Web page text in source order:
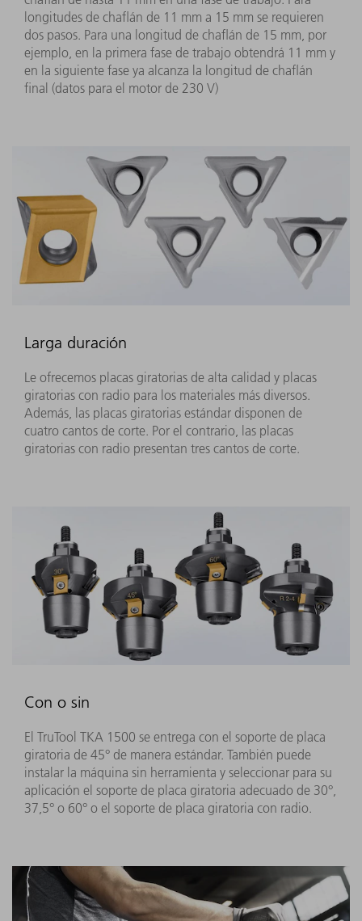
longitudes de chaflán de 11 mm a 15 mm se requieren
dos pasos. Para una longitud de chaflán de 15 mm, por
ejemplo, en la primera fase de trabajo obtendrá 11 mm y
en la siguiente fase ya alcanza la longitud de chaflán
final (datos para el motor de 230 V)
Larga duración
Le ofrecemos placas giratorias de alta calidad y placas
giratorias con radio para los materiales más diversos.
Además, las placas giratorias estándar disponen de
cuatro cantos de corte. Por el contrario, las placas
giratorias con radio presentan tres cantos de corte.
Con o sin
El TruTool TKA 1500 se entrega con el soporte de placa
giratoria de 45° de manera estándar. También puede
instalar la máquina sin herramienta y seleccionar para su
aplicación el soporte de placa giratoria adecuado de 30°,
37,5° o 60° o el soporte de placa giratoria con radio.